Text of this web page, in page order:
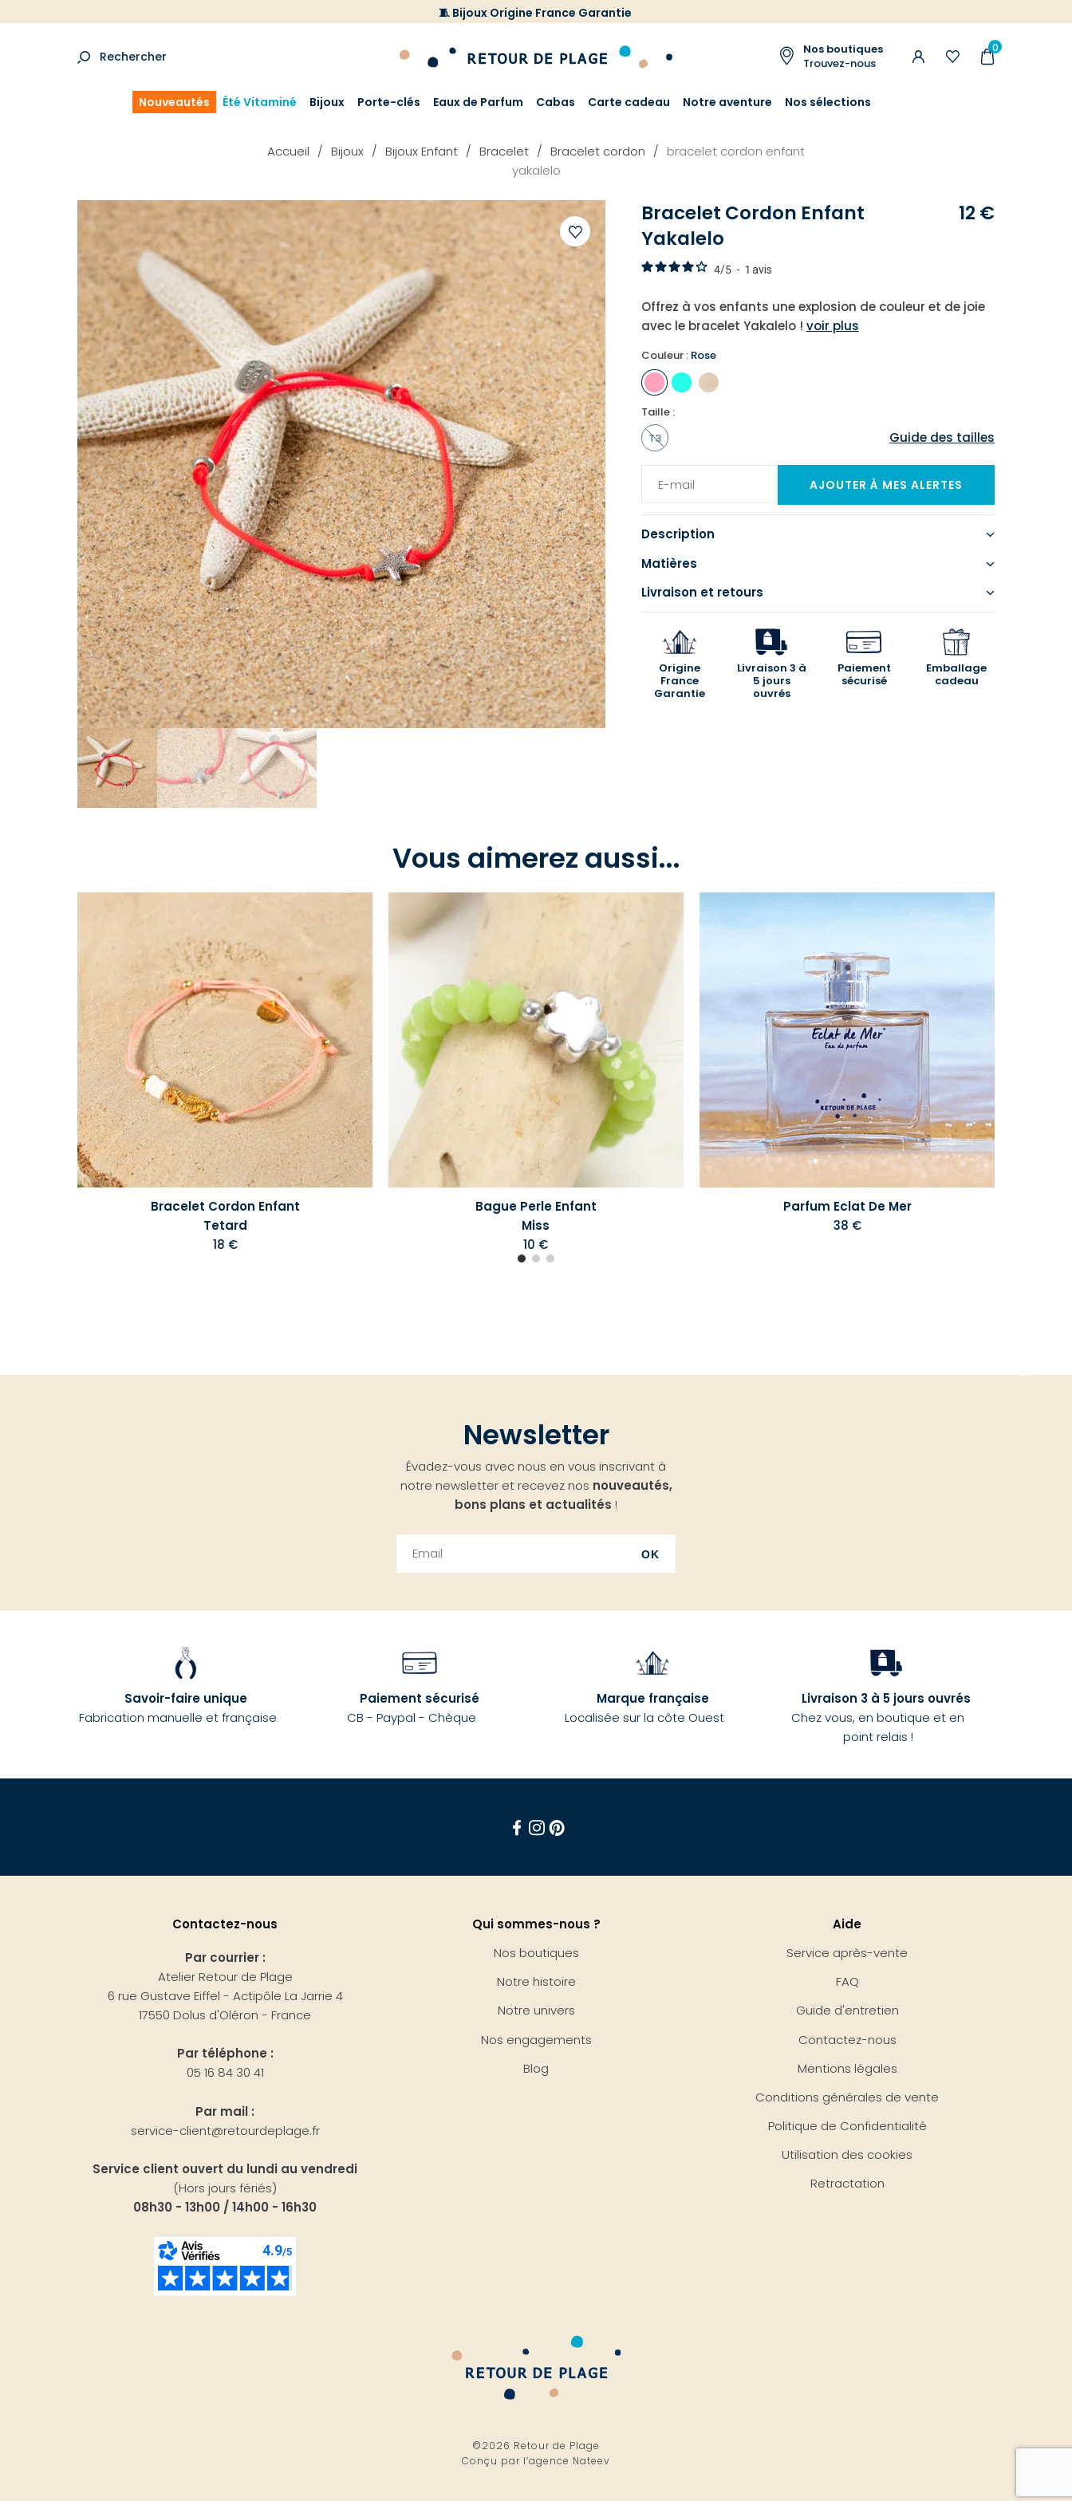
🧵 Bijoux Origine France Garantie
Rechercher
Nos boutiques
Trouvez-nous
0
Nouveautés Été Vitaminé Bijoux Porte-clés Eaux de Parfum Cabas Carte cadeau Notre aventure Nos sélections
Accueil Bijoux Bijoux Enfant Bracelet Bracelet cordon
bracelet cordon enfant
yakalelo
Ajouter
votre
liste
d'envies
Bracelet Cordon Enfant
Yakalelo
12 €
4/5 - 1 avis
Offrez à vos enfants une explosion de couleur et de joie
avec le bracelet Yakalelo ! voir plus
Couleur : Rose
Taille :
T3
Guide des tailles
Description
Matières
Livraison et retours
Origine
France
Garantie
Livraison 3 à
5 jours
ouvrés
Paiement
sécurisé
Emballage
cadeau
Vous aimerez aussi...
Bracelet Cordon Enfant
Tetard
18 €
Bague Perle Enfant
Miss
10 €
Parfum Eclat De Mer
38 €
Newsletter
Évadez-vous avec nous en vous inscrivant à
notre newsletter et recevez nos nouveautés,
bons plans et actualités !
OK
Savoir-faire unique
Fabrication manuelle et française
Paiement sécurisé
CB - Paypal - Chèque
Marque française
Localisée sur la côte Ouest
Livraison 3 à 5 jours ouvrés
Chez vous, en boutique et en
point relais !
Contactez-nous
Par courrier :
Atelier Retour de Plage
6 rue Gustave Eiffel - Actipôle La Jarrie 4
17550 Dolus d'Oléron - France
Par téléphone :
05 16 84 30 41
Par mail :
service-client@retourdeplage.fr
Service client ouvert du lundi au vendredi
(Hors jours fériés)
08h30 - 13h00 / 14h00 - 16h30
Qui sommes-nous ?
Nos boutiques
Notre histoire
Notre univers
Nos engagements
Blog
Aide
Service après-vente
FAQ
Guide d'entretien
Contactez-nous
Mentions légales
Conditions générales de vente
Politique de Confidentialité
Utilisation des cookies
Retractation
©2026 Retour de Plage
Conçu par l’agence Nateev